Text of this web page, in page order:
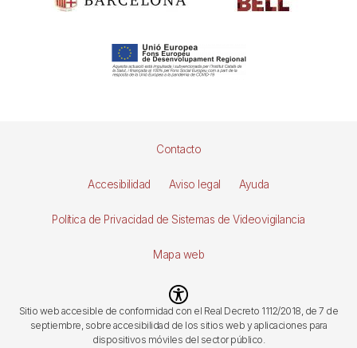
Contacto
Accesibilidad Aviso legal Ayuda
Política de Privacidad de Sistemas de Videovigilancia
Mapa web
Imagen
Sitio web accesible de conformidad con el Real Decreto 1112/2018, de 7 de
septiembre, sobre accesibilidad de los sitios web y aplicaciones para
dispositivos móviles del sector público.